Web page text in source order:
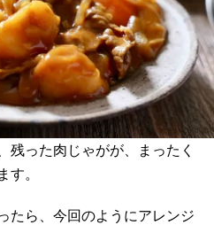
残った肉じゃがが、まったく
す。
たら、今回のようにアレンジ